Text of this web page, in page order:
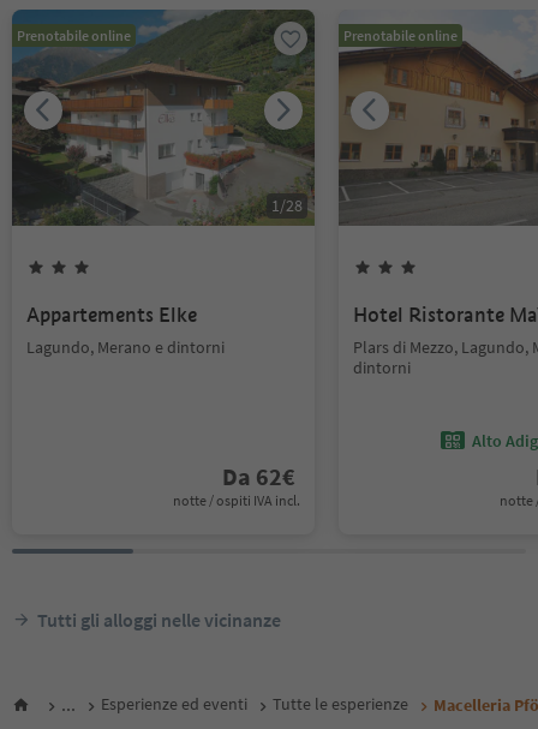
Prenotabile online
1/28
Appartements Elke
Lagundo, Merano e dintorni
Da 62€
notte / ospiti IVA incl.
Prenotabile online
Hotel Ristorante
Plars di Mezzo, Lagundo,
dintorni
Alto
notte
Tutti gli alloggi nelle vicinanze
... Esperienze ed eventi Tutte le esperienze Macelleria